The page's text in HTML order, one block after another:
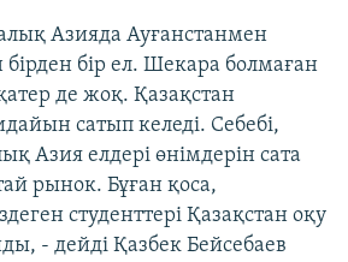
Азияда Ауғанстанмен
бір ел. Шекара болмаған
де жоқ. Қазақстан
сатып келеді. Себебі,
Азия елдері өнімдерін сата
рынок. Бұған қоса,
студенттері Қазақстан оқу
- дейді Қазбек Бейсебаев